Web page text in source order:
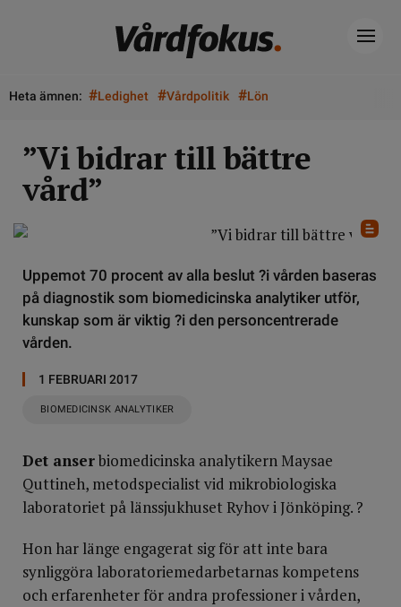
Heta ämnen: #Ledighet #Vårdpolitik #Lön
”Vi bidrar till bättre
vård”
Uppemot 70 procent av alla beslut ?i vården baseras
på diagnostik som biomedicinska analytiker utför,
kunskap som är viktig ?i den personcentrerade
vården.
1 FEBRUARI 2017
BIOMEDICINSK ANALYTIKER
Det anserbiomedicinska analytikern Maysae
Quttineh, metodspecialist vid mikrobiologiska
laboratoriet på länssjukhuset Ryhov i Jönköping. ?
Hon har länge engagerat sig för att inte bara
synliggöra laboratoriemedarbetarnas kompetens
och erfarenheter för andra professioner i vården,